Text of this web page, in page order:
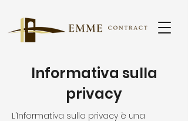
Informativa sulla
privacy
L’Informativa sulla privacy è una